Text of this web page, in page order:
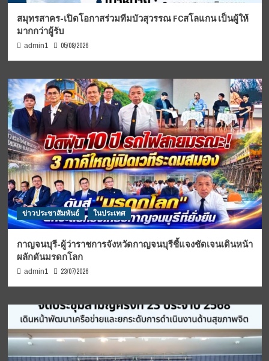
สมุทรสาคร-เปิดโอกาสร่วมทีมบัวสุวรรณ FCสโลแกน เป็นผู้ให้
มากกว่าผู้รับ
admin1 05/08/2026
ข่าวประชาสัมพันธ์ ในประเทศ
กาญจนบุรี-ผู้ว่าราชการจังหวัดกาญจนบุรีชี้แจงชัดเจนเดินหน้า
ผลักดันมรดกโลก
admin1 23/07/2026